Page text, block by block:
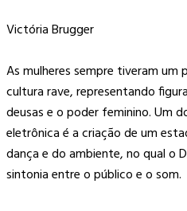
Victória Brugger
As mulheres sempre tiveram
cultura rave, representando
deusas e o poder feminino. Um
eletrônica é a criação de um
dança e do ambiente, no qual o
sintonia entre o público e o som.